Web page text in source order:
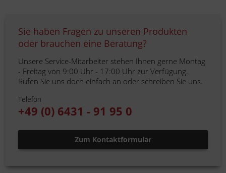
Sie haben Fragen zu unseren Produkten
oder brauchen eine Beratung?
Unsere Service-Mitarbeiter stehen Ihnen gerne Montag
- Freitag von 9:00 Uhr - 17:00 Uhr zur Verfügung.
Rufen Sie uns doch einfach an oder schreiben Sie uns.
Telefon
+49 (0) 6431 - 91 95 0
Zum Kontaktformular